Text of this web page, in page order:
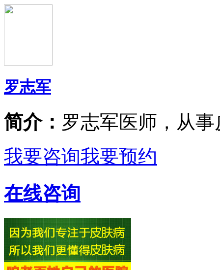
罗志军
简介： 罗志军医师，从事
我要咨询我要预约
在线咨询